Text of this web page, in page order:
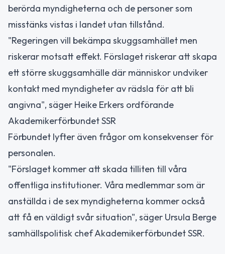
berörda myndigheterna och de personer som
misstänks vistas i landet utan tillstånd.
"Regeringen vill bekämpa skuggsamhället men
riskerar motsatt effekt. Förslaget riskerar att skapa
ett större skuggsamhälle där människor undviker
kontakt med myndigheter av rädsla för att bli
angivna", säger Heike Erkers ordförande
Akademikerförbundet SSR
Förbundet lyfter även frågor om konsekvenser för
personalen.
"Förslaget kommer att skada tilliten till våra
offentliga institutioner. Våra medlemmar som är
anställda i de sex myndigheterna kommer också
att få en väldigt svår situation", säger Ursula Berge
samhällspolitisk chef Akademikerförbundet SSR.